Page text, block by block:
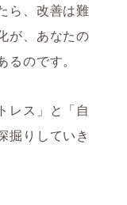
ら、改善は難
が、あなたの
のです。
レス」と「自
掘りしていき